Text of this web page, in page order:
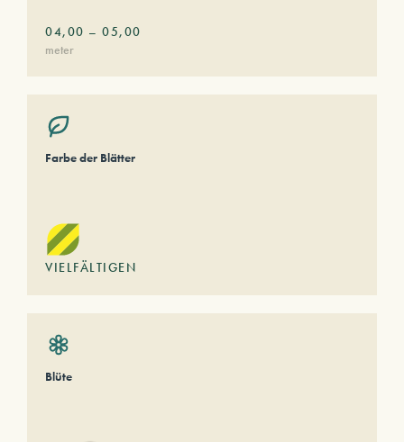
04,00 – 05,00
meter
Farbe der Blätter
VIELFÄLTIGEN
Blüte